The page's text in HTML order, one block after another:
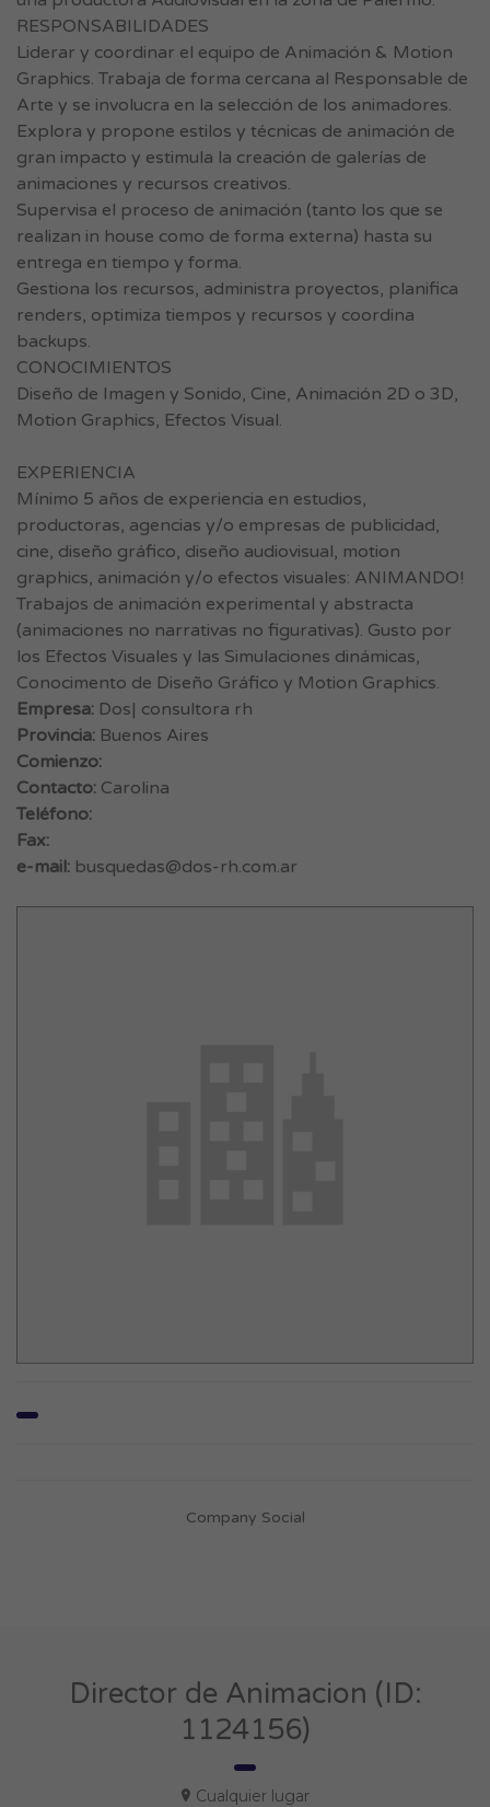
RESPONSABILIDADES
Liderar y coordinar el equipo de Animación & Motion
Graphics. Trabaja de forma cercana al Responsable de
Arte y se involucra en la selección de los animadores.
Explora y propone estilos y técnicas de animación de
gran impacto y estimula la creación de galerías de
animaciones y recursos creativos.
Supervisa el proceso de animación (tanto los que se
realizan in house como de forma externa) hasta su
entrega en tiempo y forma.
Gestiona los recursos, administra proyectos, planifica
renders, optimiza tiempos y recursos y coordina
backups.
CONOCIMIENTOS
Diseño de Imagen y Sonido, Cine, Animación 2D o 3D,
Motion Graphics, Efectos Visual.
EXPERIENCIA
Mínimo 5 años de experiencia en estudios,
productoras, agencias y/o empresas de publicidad,
cine, diseño gráfico, diseño audiovisual, motion
graphics, animación y/o efectos visuales: ANIMANDO!
Trabajos de animación experimental y abstracta
(animaciones no narrativas no figurativas). Gusto por
los Efectos Visuales y las Simulaciones dinámicas,
Conocimento de Diseño Gráfico y Motion Graphics.
Empresa: Dos| consultora rh
Provincia: Buenos Aires
Comienzo:
Contacto: Carolina
Teléfono:
Fax:
e-mail: busquedas@dos-rh.com.ar
Company Social
Director de Animacion (ID:
1124156)
Cualquier lugar